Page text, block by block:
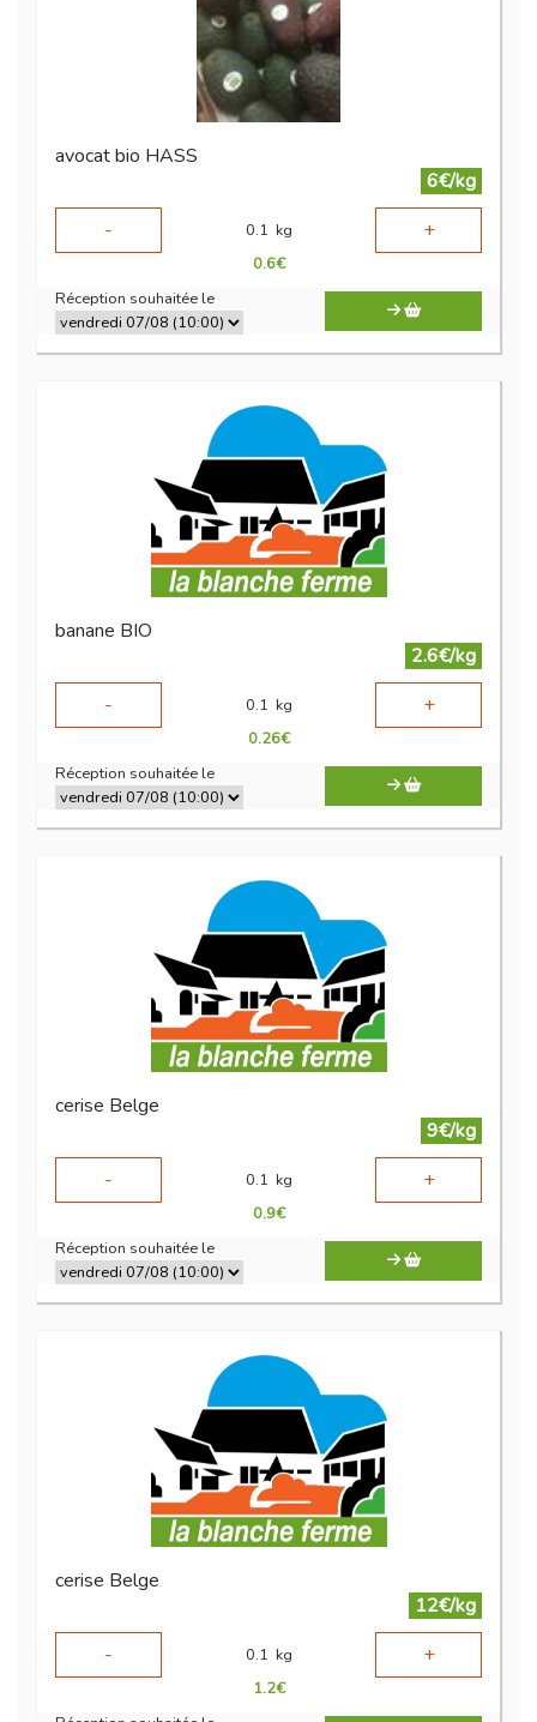
avocat bio HASS
6€/kg
-
0.1 kg +
0.6€
Réception souhaitée le
banane BIO
2.6€/kg
-
0.1 kg +
0.26€
Réception souhaitée le
cerise Belge
9€/kg
-
0.1 kg +
0.9€
Réception souhaitée le
cerise Belge
12€/kg
-
0.1 kg +
1.2€